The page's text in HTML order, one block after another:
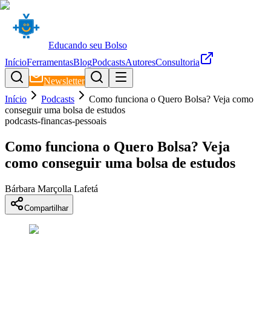
Educando seu Bolso
InícioFerramentasBlogPodcastsAutoresConsultoria
Newsletter
Início
Podcasts
Como funciona o Quero Bolsa? Veja como
conseguir uma bolsa de estudos
podcasts-financas-pessoais
Como funciona o Quero Bolsa? Veja
como conseguir uma bolsa de estudos
Bárbara Marçolla Lafetá
Compartilhar